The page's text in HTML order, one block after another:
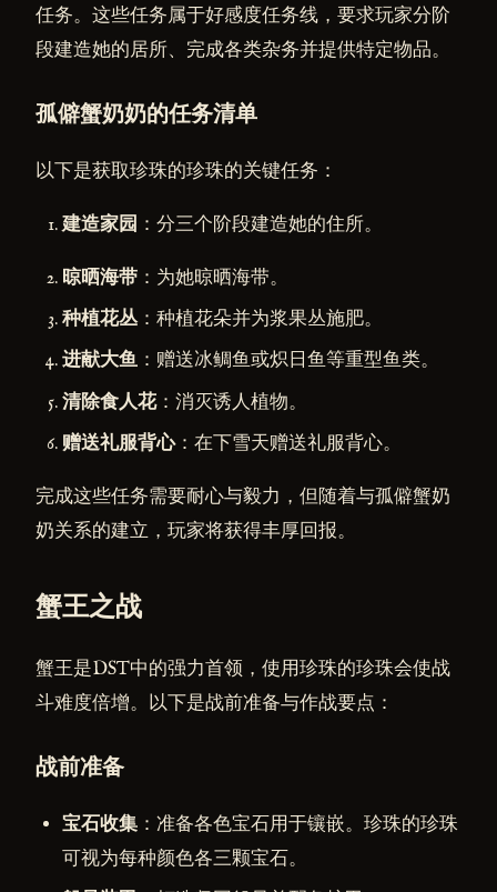
任务。这些任务属于好感度任务线，要求玩家分阶
段建造她的居所、完成各类杂务并提供特定物品。
孤僻蟹奶奶的任务清单
以下是获取珍珠的珍珠的关键任务：
建造家园 ：分三个阶段建造她的住所。
晾晒海带 ：为她晾晒海带。
种植花丛：种植花朵并为浆果丛施肥。
进献大鱼 ：赠送冰鲷鱼或炽日鱼等重型鱼类。
清除食人花：消灭诱人植物。
赠送礼服背心：在下雪天赠送礼服背心。
完成这些任务需要耐心与毅力，但随着与孤僻蟹奶
奶关系的建立，玩家将获得丰厚回报。
蟹王之战
蟹王是DST中的强力首领，使用珍珠的珍珠会使战
斗难度倍增。以下是战前准备与作战要点：
战前准备
宝石收集 ：准备各色宝石用于镶嵌。珍珠的珍珠
可视为每种颜色各三颗宝石。